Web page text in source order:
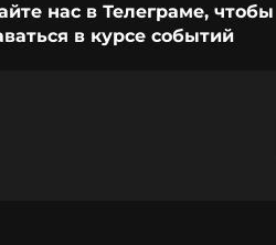
нас в Телеграме, чтобы
в курсе событий